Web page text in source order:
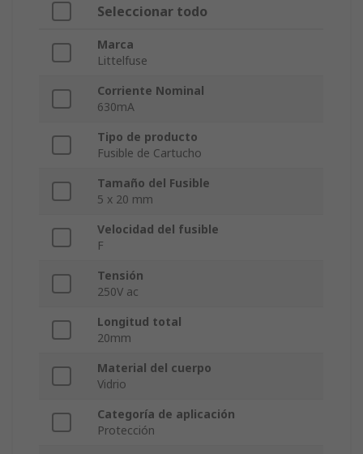
Seleccionar todo
Marca
Littelfuse
Corriente Nominal
630mA
Tipo de producto
Fusible de Cartucho
Tamaño del Fusible
5 x 20 mm
Velocidad del fusible
F
Tensión
250V ac
Longitud total
20mm
Material del cuerpo
Vidrio
Categoría de aplicación
Protección